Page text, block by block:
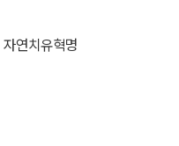
연치유혁명